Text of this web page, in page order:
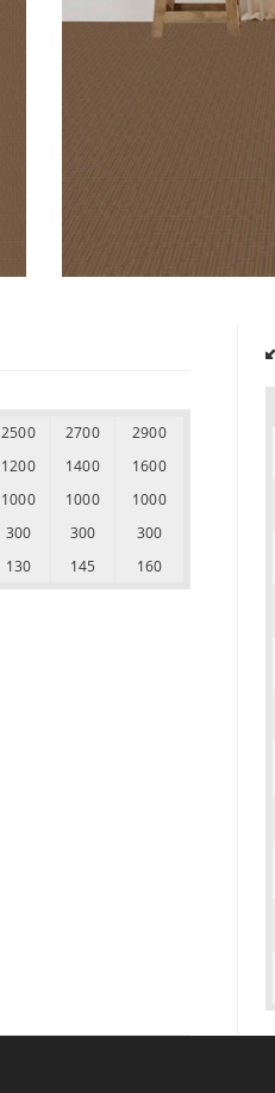
2500 2700
2900
1200 1400
1600
1000 1000
1000
300 300
300
130 145 160